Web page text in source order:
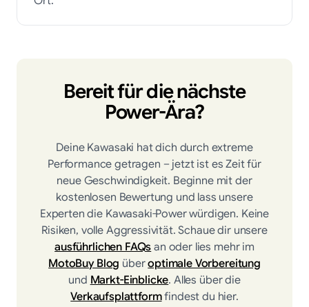
Bereit für die nächste
Power-Ära?
Deine Kawasaki hat dich durch extreme
Performance getragen – jetzt ist es Zeit für
neue Geschwindigkeit. Beginne mit der
kostenlosen Bewertung und lass unsere
Experten die Kawasaki-Power würdigen. Keine
Risiken, volle Aggressivität. Schaue dir unsere
ausführlichen FAQsan oder lies mehr im
MotoBuy Blog überoptimale Vorbereitung
undMarkt-Einblicke. Alles über die
Verkaufsplattformfindest du hier.